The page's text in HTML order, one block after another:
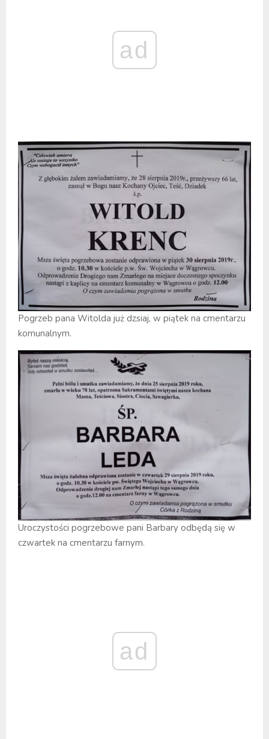
ad
Pogrzeb pana Witolda już dzsiaj, w piątek na cmentarzu
komunalnym.
Uroczystości pogrzebowe pani Barbary odbędą się w
czwartek na cmentarzu farnym.
ad